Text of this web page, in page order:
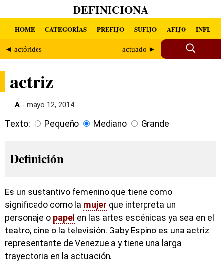
DEFINICIONA
HOME CATEGORÍAS PREFIJO SUFIJO AFIJO INFIJO
◄ actórides actuado ►
actriz
A - mayo 12, 2014
Texto: Pequeño Mediano Grande
Definición
Es un sustantivo femenino que tiene como
significado como la mujer que interpreta un
personaje o papel en las artes escénicas ya sea en el
teatro, cine o la televisión. Gaby Espino es una actriz
representante de Venezuela y tiene una larga
trayectoria en la actuación.